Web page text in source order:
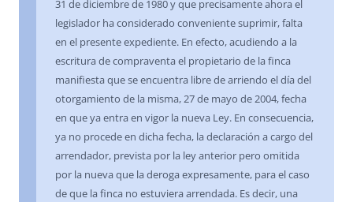
31 de diciembre de 1980 y que precisamente ahora el
legislador ha considerado conveniente suprimir, falta
en el presente expediente. En efecto, acudiendo a la
escritura de compraventa el propietario de la finca
manifiesta que se encuentra libre de arriendo el día del
otorgamiento de la misma, 27 de mayo de 2004, fecha
en que ya entra en vigor la nueva Ley. En consecuencia,
ya no procede en dicha fecha, la declaración a cargo del
arrendador, prevista por la ley anterior pero omitida
por la nueva que la deroga expresamente, para el caso
de que la finca no estuviera arrendada. Es decir, una